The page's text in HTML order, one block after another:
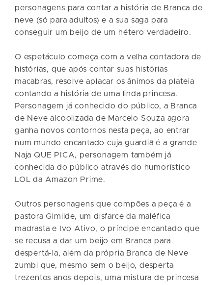
personagens para contar a história de Branca de
neve (só para adultos) e a sua saga para
conseguir um beijo de um hétero verdadeiro.
O espetáculo começa com a velha contadora de
histórias, que após contar suas histórias
macabras, resolve aplacar os ânimos da plateia
contando a história de uma linda princesa.
Personagem já conhecido do público, a Branca
de Neve alcoolizada de Marcelo Souza agora
ganha novos contornos nesta peça, ao entrar
num mundo encantado cuja guardiã é a grande
Naja QUE PICA, personagem também já
conhecida do público através do humorístico
LOL da Amazon Prime.
Outros personagens que compões a peça é a
pastora Gimilde, um disfarce da maléfica
madrasta e Ivo Ativo, o príncipe encantado que
se recusa a dar um beijo em Branca para
despertá-la, além da própria Branca de Neve
zumbi que, mesmo sem o beijo, desperta
trezentos anos depois, uma mistura de princesa